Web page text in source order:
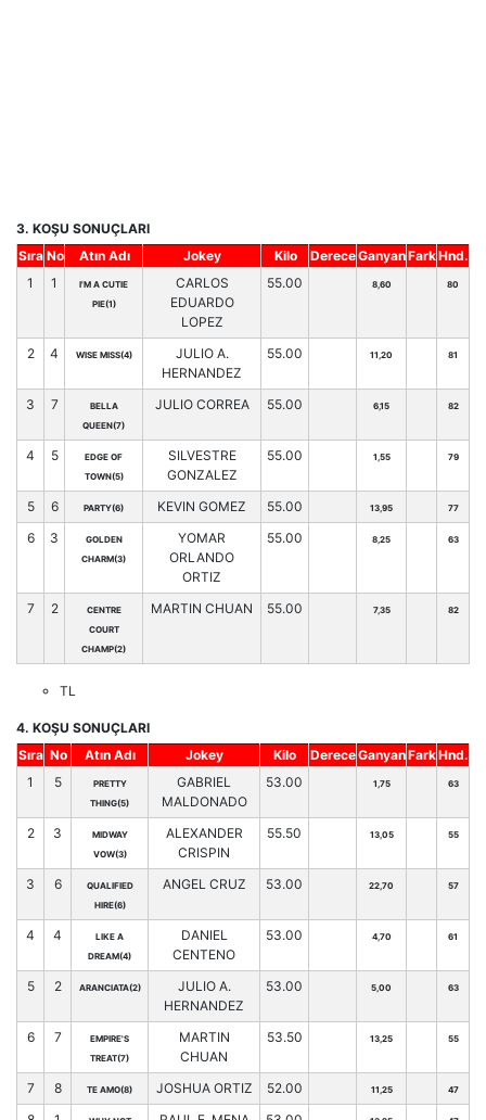
3. KOŞU SONUÇLARI
Sıra No Atın Adı Jokey Kilo DereceGanyanFarkHnd.
1
1
I'M A CUTIE
PIE(1)
CARLOS
EDUARDO
LOPEZ
55.00 8,60 80
2 4 WISE MISS(4)
JULIO A.
HERNANDEZ
55.00 11,20 81
3 7
BELLA
QUEEN(7)
JULIO CORREA 55.00 6,15 82
4 5
EDGE OF
TOWN(5)
SILVESTRE
GONZALEZ
55.00 1,55 79
5 6 PARTY(6) KEVIN GOMEZ 55.00 13,95 77
6 3
GOLDEN
CHARM(3)
YOMAR
ORLANDO
ORTIZ
55.00 8,25 63
7 2
CENTRE
COURT
CHAMP(2)
MARTIN CHUAN 55.00 7,35 82
TL
4. KOŞU SONUÇLARI
Sıra No Atın Adı Jokey Kilo DereceGanyanFarkHnd.
1
5
PRETTY
THING(5)
GABRIEL
MALDONADO
53.00 1,75 63
2 3
MIDWAY
VOW(3)
ALEXANDER
CRISPIN
55.50 13,05 55
3 6
QUALIFIED
HIRE(6)
ANGEL CRUZ 53.00 22,70 57
4 4
LIKE A
DREAM(4)
DANIEL
CENTENO
53.00 4,70 61
5 2 ARANCIATA(2)
JULIO A.
HERNANDEZ
53.00 5,00 63
6 7
EMPIRE'S
TREAT(7)
MARTIN
CHUAN
53.50 13,25 55
7 8 TE AMO(8) JOSHUA ORTIZ 52.00 11,25 47